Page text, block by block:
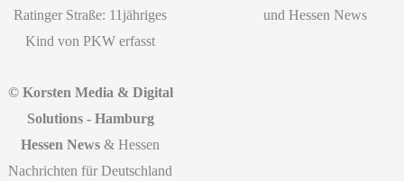
Ratinger Straße: 11jähriges
Kind von PKW erfasst
und Hessen News
© Korsten Media & Digital
Solutions - Hamburg
Hessen News & Hessen
Nachrichten für Deutschland